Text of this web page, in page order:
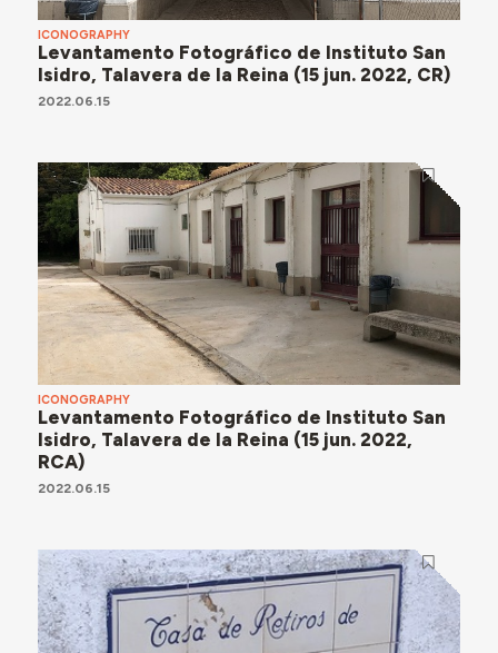
ICONOGRAPHY
Levantamento Fotográfico de Instituto San
Isidro, Talavera de la Reina (15 jun. 2022, CR)
2022.06.15
ICONOGRAPHY
Levantamento Fotográfico de Instituto San
Isidro, Talavera de la Reina (15 jun. 2022,
RCA)
2022.06.15